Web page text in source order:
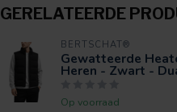
GERELATEERDE
BERTSCHAT®
Gewatteerde
Heren - Zwart -
Op voorraad